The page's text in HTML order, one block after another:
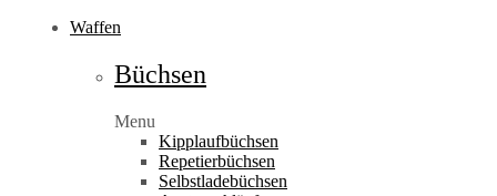
Waffen
Büchsen
Menu
Kipplaufbüchsen
Repetierbüchsen
Selbstladebüchsen